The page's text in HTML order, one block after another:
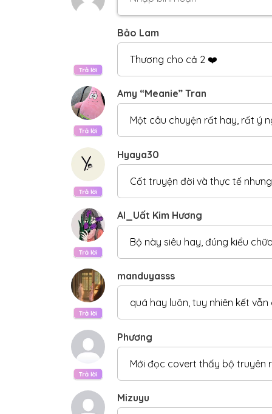
CHƯƠNG 47: Chương 47
CHƯƠNG 46: Chương 46
CHƯƠNG 45: Chương 45
CHƯƠNG 44: Chương 44
CHƯƠNG 43:
CHƯƠNG 42: Chương 42
CHƯƠNG 41: Chương 41
CHƯƠNG 40: Chương 40
CHƯƠNG 39:
CHƯƠNG 38:
CHƯƠNG 37:
CHƯƠNG 36: Chương 36
CHƯƠNG 35: Chương 35
CHƯƠNG 33: Chương 33
CHƯƠNG 32: Chương 32
CHƯƠNG 31: Chương 31
Bảo Lam
Thương cho cả 2 ❤️
Amy “Meanie” Tran
Một câu chuyện rất hay, rất ý
Hyaya30
Cốt truyện đời và thực tế
Al_Uất Kim Hương
Bộ này siêu hay, đúng kiểu
manduyasss
quá hay luôn, tuy nhiên kết
Phương
Mới đọc covert thấy bộ truyên
Mizuyu